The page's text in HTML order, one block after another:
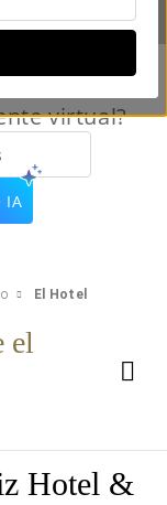
virtual?
IA
El Hotel
el
Hotel &